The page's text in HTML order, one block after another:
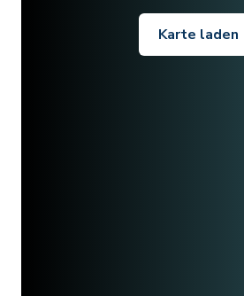
Karte laden